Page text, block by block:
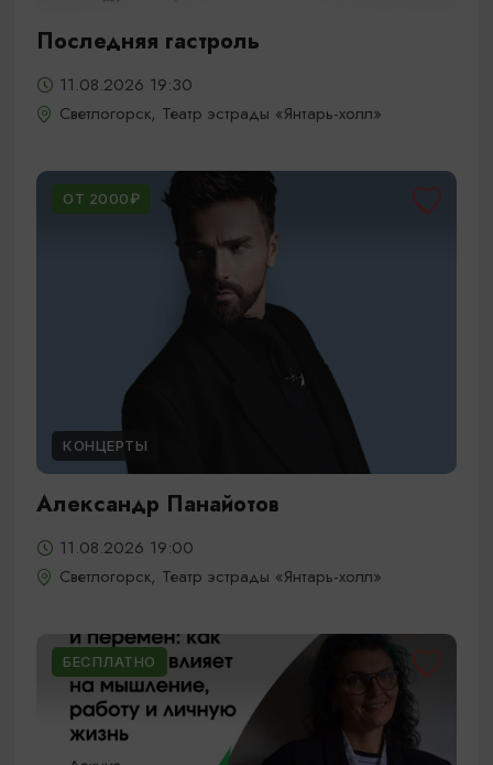
Последняя гастроль
11.08.2026 19:30
Светлогорск, Театр эстрады «Янтарь-холл»
ОТ 2000₽
КОНЦЕРТЫ
Александр Панайотов
11.08.2026 19:00
Светлогорск, Театр эстрады «Янтарь-холл»
БЕСПЛАТНО